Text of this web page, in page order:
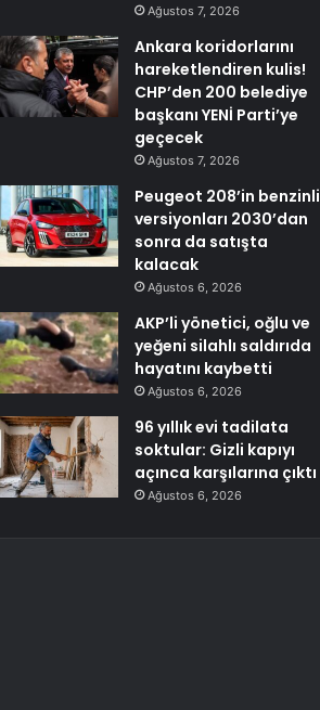
Ağustos 7, 2026
Ankara koridorlarını
hareketlendiren kulis!
CHP’den 200 belediye
başkanı YENİ Parti’ye
geçecek
Ağustos 7, 2026
Peugeot 208’in benzinli
versiyonları 2030’dan
sonra da satışta
kalacak
Ağustos 6, 2026
AKP’li yönetici, oğlu ve
yeğeni silahlı saldırıda
hayatını kaybetti
Ağustos 6, 2026
96 yıllık evi tadilata
soktular: Gizli kapıyı
açınca karşılarına çıktı
Ağustos 6, 2026